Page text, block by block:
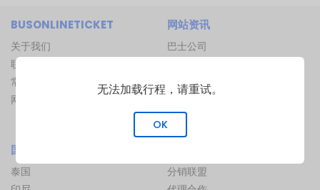
BUSONLINETICKET
关于我们
联络我们
常见问题
网站地图
网站资讯
巴士公司
渡船码头
船路线
火车路线
国际网站
泰国
分销联盟
无法加载行程，请重试。
OK